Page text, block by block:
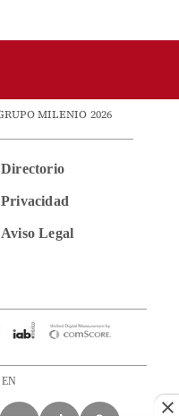
MILENIO 2026
Directorio
Privacidad
Aviso Legal